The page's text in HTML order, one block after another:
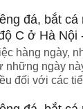
hàng ngày,
những ngày
đối với các